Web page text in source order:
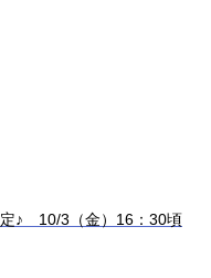
定♪ 10/3（金）16：30頃